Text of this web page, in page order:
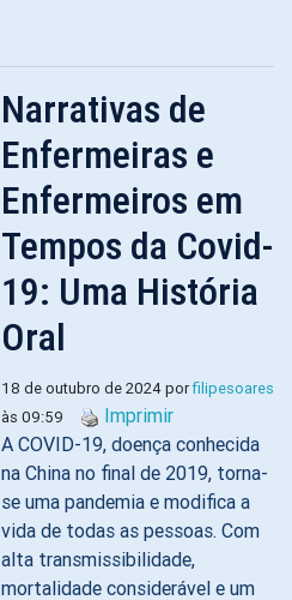
Narrativas de
Enfermeiras e
Enfermeiros em
Tempos da Covid-
19: Uma História
Oral
18 de outubro de 2024 porfilipesoares
às 09:59
Imprimir
A COVID-19, doença conhecida
na China no final de 2019, torna-
se uma pandemia e modifica a
vida de todas as pessoas. Com
alta transmissibilidade,
mortalidade considerável e um